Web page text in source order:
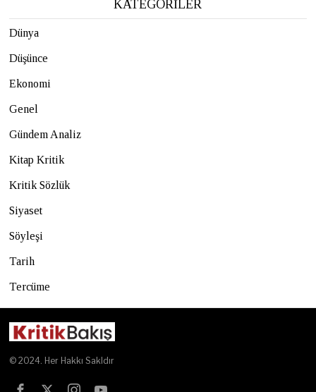
KATEGORİLER
Dünya
Düşünce
Ekonomi
Genel
Gündem Analiz
Kitap Kritik
Kritik Sözlük
Siyaset
Söyleşi
Tarih
Tercüme
© 2024. Her Hakkı Sakldır